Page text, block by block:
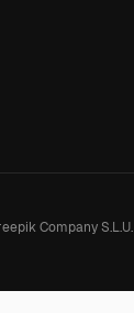
Company S.L.U.